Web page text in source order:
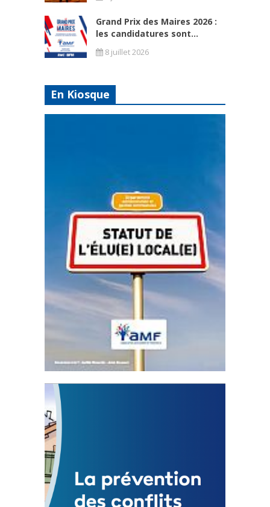
Grand Prix des Maires 2026 :
les candidatures sont...
8 juillet 2026
En Kiosque
Statut de l’élu local
3 avril 2024
Mise à jour avril 2024
FEUILLETER